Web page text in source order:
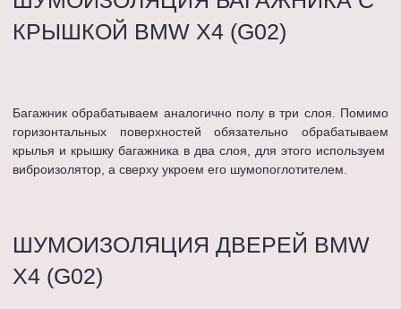
КРЫШКОЙ BMW X4 (G02)
Багажник обрабатываем аналогично полу в три слоя. Помимо
горизонтальных поверхностей обязательно обрабатываем
крылья и крышку багажника в два слоя, для этого используем
виброизолятор, а сверху укроем его шумопоглотителем.
ШУМОИЗОЛЯЦИЯ ДВЕРЕЙ BMW
X4 (G02)